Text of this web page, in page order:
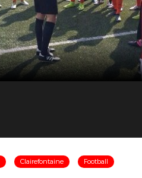
Clairefontaine Football